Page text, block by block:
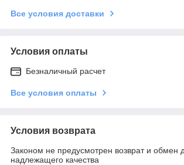
Все условия доставки
Условия оплаты
Безналичный расчет
Все условия оплаты
Условия возврата
Законом не предусмотрен возврат и обмен
надлежащего качества